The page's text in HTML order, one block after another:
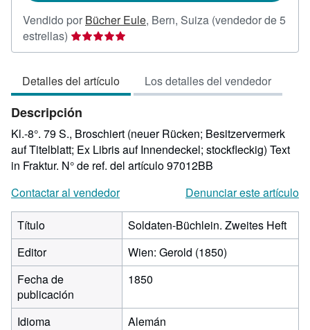
Vendido por Bücher Eule, Bern, Suiza (vendedor de 5
estrellas) Calificación
del
5
de
5
estrellas
Detalles del artículo Los detalles del vendedor
Descripción
Kl.-8°. 79 S., Broschiert (neuer Rücken; Besitzervermerk
auf Titelblatt; Ex Libris auf Innendeckel; stockfleckig) Text
in Fraktur. N° de ref. del artículo 97012BB
Contactar al vendedor
Denunciar este artículo
Título
Soldaten-Büchlein. Zweites Heft
Editor
Wien: Gerold (1850)
Fecha de
publicación
1850
Idioma
Alemán